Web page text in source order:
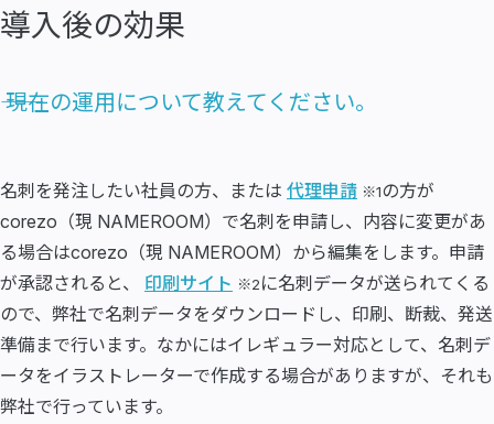
導入後の効果
―― 現在の運用について教えてください。
名刺を発注したい社員の方、または 代理申請 ※1の方が
corezo（現 NAMEROOM）で名刺を申請し、内容に変更があ
る場合はcorezo（現 NAMEROOM）から編集をします。申請
が承認されると、 印刷サイト ※2に名刺データが送られてくる
ので、弊社で名刺データをダウンロードし、印刷、断裁、発送
準備まで行います。なかにはイレギュラー対応として、名刺デ
ータをイラストレーターで作成する場合がありますが、それも
弊社で行っています。